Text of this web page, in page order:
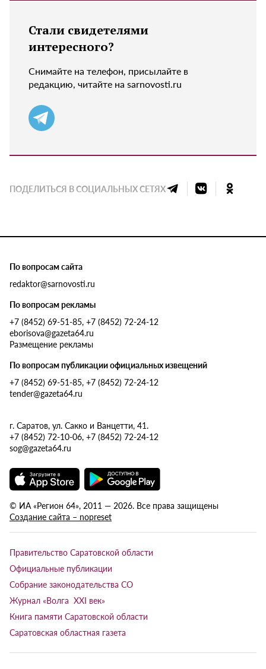
Стали свидетелями
интересного?
Снимайте на телефон, присылайте в
редакцию, читайте на sarnovosti.ru
ПОДЕЛИТЬСЯ В СОЦИАЛЬНЫХ СЕТЯХ
По вопросам сайта
redaktor@sarnovosti.ru
По вопросам рекламы
+7 (8452) 69-51-85, +7 (8452) 72-24-12
eborisova@gazeta64.ru
Размещение рекламы
По вопросам публикации официальных извещений
+7 (8452) 69-51-85, +7 (8452) 72-24-12
tender@gazeta64.ru
г. Саратов, ул. Сакко и Ванцетти, 41.
+7 (8452) 72-10-06, +7 (8452) 72-24-12
sog@gazeta64.ru
© ИА «Регион 64», 2011 — 2026. Все права защищены
Создание сайта – nopreset
Правительство Саратовской области
Официальные публикации
Собрание законодательства СО
Журнал «Волга XXI век»
Книга памяти Саратовской области
Саратовская областная газета